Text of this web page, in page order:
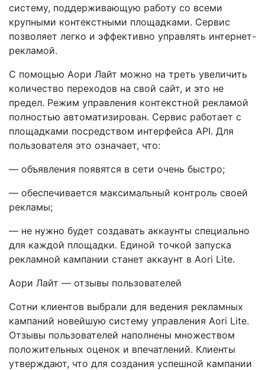
систему, поддерживающую работу со всеми
крупными контекстными площадками. Сервис
позволяет легко и эффективно управлять интернет-
рекламой.
С помощью Аори Лайт можно на треть увеличить
количество переходов на свой сайт, и это не
предел. Режим управления контекстной рекламой
полностью автоматизирован. Сервис работает с
площадками посредством интерфейса API. Для
пользователя это означает, что:
— объявления появятся в сети очень быстро;
— обеспечивается максимальный контроль своей
рекламы;
— не нужно будет создавать аккаунты специально
для каждой площадки. Единой точкой запуска
рекламной кампании станет аккаунт в Aori Lite.
Аори Лайт — отзывы пользователей
Сотни клиентов выбрали для ведения рекламных
кампаний новейшую систему управления Aori Lite.
Отзывы пользователей наполнены множеством
положительных оценок и впечатлений. Клиенты
утверждают, что для создания успешной кампании